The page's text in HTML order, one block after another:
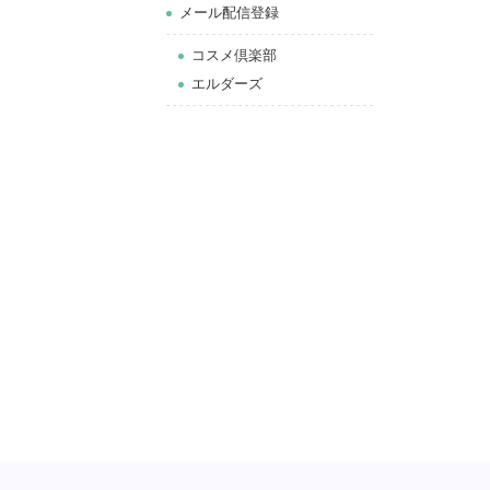
メール配信登録
コスメ倶楽部
エルダーズ